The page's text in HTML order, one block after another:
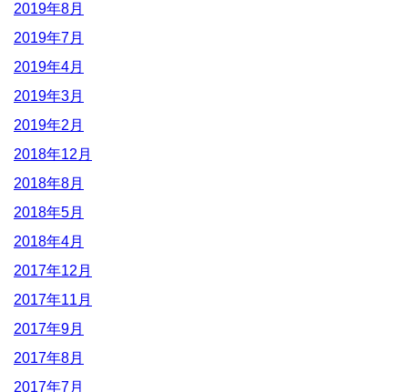
2019年8月
2019年7月
2019年4月
2019年3月
2019年2月
2018年12月
2018年8月
2018年5月
2018年4月
2017年12月
2017年11月
2017年9月
2017年8月
2017年7月